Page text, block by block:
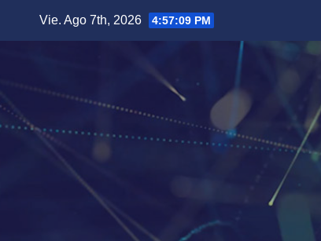
Vie. Ago 7th, 2026 4:57:11 PM